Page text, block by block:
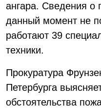
ангара. Сведения о
данный момент не
работают 39
техники.
Прокуратура
Петербурга
обстоятельства